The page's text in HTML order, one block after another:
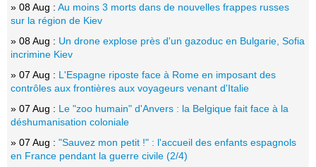
» 08 Aug : Au moins 3 morts dans de nouvelles frappes russes
sur la région de Kiev
» 08 Aug : Un drone explose près d'un gazoduc en Bulgarie, Sofia
incrimine Kiev
» 07 Aug : L'Espagne riposte face à Rome en imposant des
contrôles aux frontières aux voyageurs venant d'Italie
» 07 Aug : Le "zoo humain" d'Anvers : la Belgique fait face à la
déshumanisation coloniale
» 07 Aug : "Sauvez mon petit !" : l'accueil des enfants espagnols
en France pendant la guerre civile (2/4)